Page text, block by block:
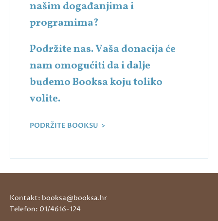
našim događanjima i
programima?
Podržite nas. Vaša donacija će
nam omogućiti da i dalje
budemo Booksa koju toliko
volite.
PODRŽITE BOOKSU >
Kontakt: booksa@booksa.hr
Telefon: 01/4616-124